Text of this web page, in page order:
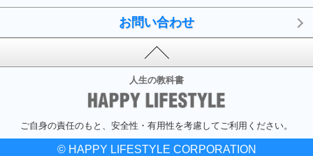
お問い合わせ
人生の教科書
ご自身の責任のもと、安全性・有用性を考慮してご利用ください。
© HAPPY LIFESTYLE CORPORATION